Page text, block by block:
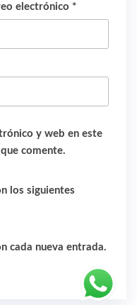
electrónico *
y web en este
comente.
los siguientes
cada nueva entrada.